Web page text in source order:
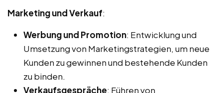
Marketing und Verkauf:
Werbung und Promotion: Entwicklung und
Umsetzung von Marketingstrategien, um neue
Kunden zu gewinnen und bestehende Kunden
zu binden.
Verkaufsgespräche: Führen von